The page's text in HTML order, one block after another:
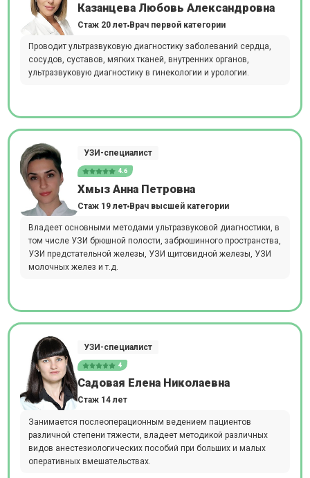
Казанцева Любовь Александровна
Стаж 20 лет Врач первой категории
Проводит ультразвуковую диагностику заболеваний сердца,
сосудов, суставов, мягких тканей, внутренних органов,
ультразвуковую диагностику в гинекологии и урологии.
УЗИ-специалист
4.6
Хмыз Анна Петровна
Стаж 19 лет Врач высшей категории
Владеет основными методами ультразвуковой диагностики, в
том числе УЗИ брюшной полости, забрюшинного пространства,
УЗИ предстательной железы, УЗИ щитовидной железы, УЗИ
молочных желез и т.д.
УЗИ-специалист
4
Садовая Елена Николаевна
Стаж 14 лет
Занимается послеоперационным ведением пациентов
различной степени тяжести, владеет методикой различных
видов анестезиологических пособий при больших и малых
оперативных вмешательствах.